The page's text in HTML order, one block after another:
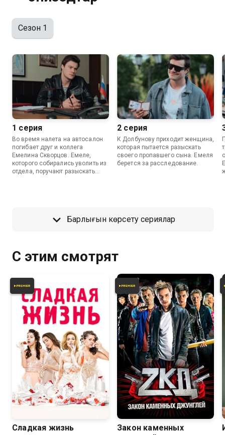
Сезон 1
1 серия
Во время налета на автосалон
погибает друг и коллега
Емелина Скворцов. Емеле,
которого собирались уволить из
отдела, поручают разыскать
2 серия
К Долбунову приходит женщина,
которая пытается разыскать
своего пропавшего сына. Емеля
берется за расследование.
Барлығын көрсету сериялар
С этим смотрят
7.8 7.0
Сладкая жизнь
7.7 6.7
Закон каменных